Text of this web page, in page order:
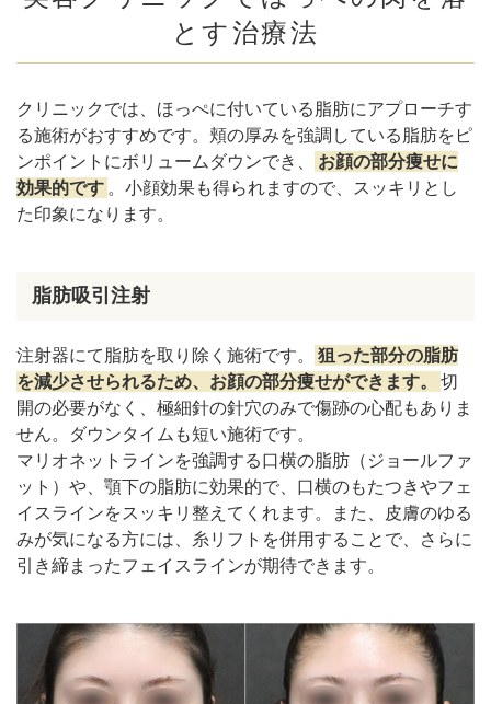
とす治療法
クリニックでは、ほっぺに付いている脂肪にアプローチす
る施術がおすすめです。頬の厚みを強調している脂肪をピ
ンポイントにボリュームダウンでき、
お顔の部分痩せに
効果的です 。小顔効果も得られますので、スッキリとし
た印象になります。
脂肪吸引注射
注射器にて脂肪を取り除く施術です。
狙った部分の脂肪
を減少させられるため、お顔の部分痩せができます。
切
開の必要がなく、極細針の針穴のみで傷跡の心配もありま
せん。ダウンタイムも短い施術です。
マリオネットラインを強調する口横の脂肪（ジョールファ
ット）や、顎下の脂肪に効果的で、口横のもたつきやフェ
イスラインをスッキリ整えてくれます。また、皮膚のゆる
みが気になる方には、糸リフトを併用することで、さらに
引き締まったフェイスラインが期待できます。